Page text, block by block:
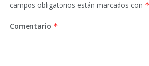
campos obligatorios están marcados con *
Comentario *